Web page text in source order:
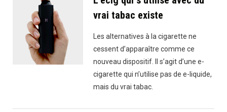
vrai tabac existe
Les alternatives à la cigarette ne
cessent d’apparaître comme ce
nouveau dispositif. Il s’agit d’une e-
cigarette qui n’utilise pas de e-liquide,
mais du vrai tabac.